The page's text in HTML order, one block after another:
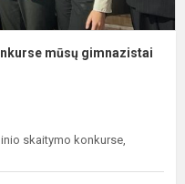
mūsų gimnazistai
skaitymo konkurse,